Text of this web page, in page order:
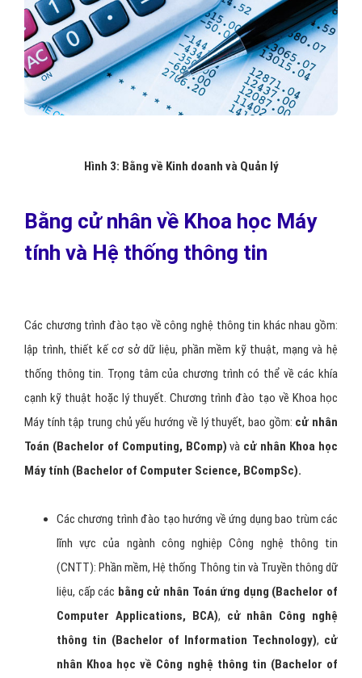
Hình 3: Bằng về Kinh doanh và Quản lý
Bằng cử nhân về Khoa học Máy
tính và Hệ thống thông tin
Các chương trình đào tạo về công nghệ thông tin khác nhau gồm:
lập trình, thiết kế cơ sở dữ liệu, phần mềm kỹ thuật, mạng và hệ
thống thông tin. Trọng tâm của chương trình có thể về các khía
cạnh kỹ thuật hoặc lý thuyết. Chương trình đào tạo về Khoa học
Máy tính tập trung chủ yếu hướng về lý thuyết, bao gồm: cử nhân
Toán (Bachelor of Computing, BComp)và cử nhân Khoa học
Máy tính (Bachelor of Computer Science, BCompSc).
Các chương trình đào tạo hướng về ứng dụng bao trùm các
lĩnh vực của ngành công nghiệp Công nghệ thông tin
(CNTT): Phần mềm, Hệ thống Thông tin và Truyền thông dữ
liệu, cấp các bằng cử nhân Toán ứng dụng (Bachelor of
Computer Applications, BCA), cử nhân Công nghệ
thông tin (Bachelor of Information Technology), cử
nhân Khoa học về Công nghệ thông tin (Bachelor of